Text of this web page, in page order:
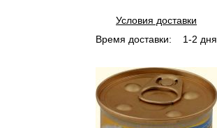
Условия доставки
Время доставки:
1-2 дня